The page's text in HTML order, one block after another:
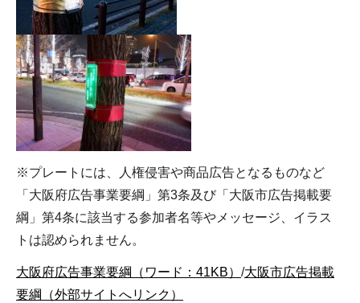
※プレートには、人権侵害や商品広告となるものなど
「大阪府広告事業要綱」第3条及び「大阪市広告掲載要
綱」第4条に該当する参加者名等やメッセージ、イラス
トは認められません。
大阪府広告事業要綱（ワード：41KB） /大阪市広告掲載
要綱（外部サイトへリンク）